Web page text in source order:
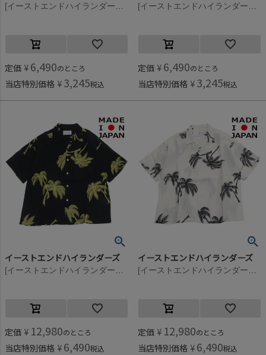
定価 ¥ 6,490のところ
当店特別価格 ¥ 3,245税込
定価 ¥ 6,490のところ
当店特別価格 ¥ 3,245税込
イーストエンドハイランダーズ
定価 ¥ 12,980のところ
当店特別価格 ¥ 6,490税込
イーストエンドハイランダーズ
定価 ¥ 12,980のところ
当店特別価格 ¥ 6,490税込